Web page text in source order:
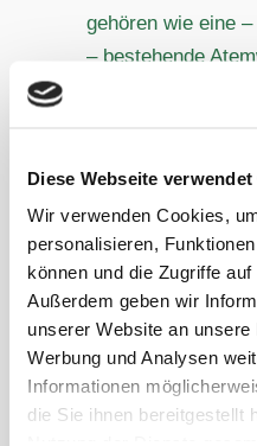
Diese Webseite
Wir verwenden Cookies,
personalisieren,
können und die Zugriffe
Außerdem geben wir
unserer Website an
Werbung und Analysen
Informationen
die Sie ihnen bereitgestellt
gehören wie eine
– bestehende
Einen allergischen
natürlich nicht mal
Kräutern
muss hier
werden, um den
sodass er keine
abwerfen kann.